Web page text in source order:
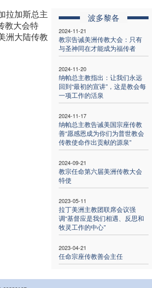
波多黎各
2024-11-21
教宗告诫美洲传教大会：只有
与圣神同在才能成为福传者
2024-11-20
纳帕总主教指出：让我们永远
回到“最初的宣讲”，这是教会每
一项工作的活泉
2024-11-17
纳帕总主教告诫美国宗座传教
善“愿感恩成为你们为普世教会
传教使命作出贡献的源泉”
2024-09-21
教宗任命第六届美洲传教大会
特使
2023-05-11
拉丁美洲主教团联席会议强
调“基督应是我们相遇、反思和
牧灵工作的中心”
2023-04-21
任命宗座传教善会主任
拉加斯总主
教大会特
洲大陆传教